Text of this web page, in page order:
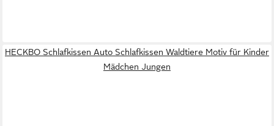
HECKBO Schlafkissen Auto Schlafkissen Waldtiere Motiv für Kinder
Mädchen Jungen